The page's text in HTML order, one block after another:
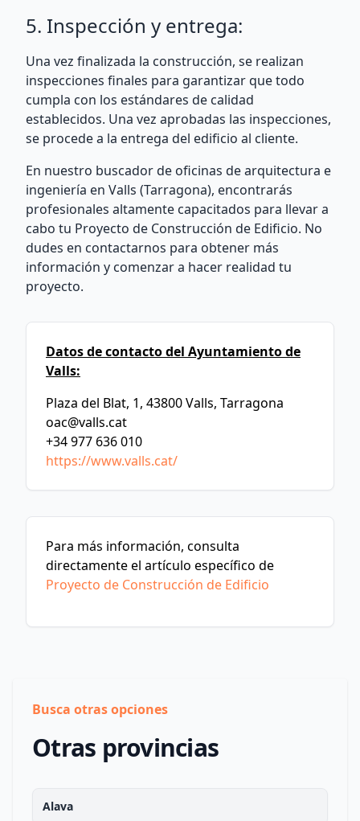
5. Inspección y entrega:
Una vez finalizada la construcción, se realizan
inspecciones finales para garantizar que todo
cumpla con los estándares de calidad
establecidos. Una vez aprobadas las inspecciones,
se procede a la entrega del edificio al cliente.
En nuestro buscador de oficinas de arquitectura e
ingeniería en Valls (Tarragona), encontrarás
profesionales altamente capacitados para llevar a
cabo tu Proyecto de Construcción de Edificio. No
dudes en contactarnos para obtener más
información y comenzar a hacer realidad tu
proyecto.
Datos de contacto del Ayuntamiento de
Valls:
Plaza del Blat, 1, 43800 Valls, Tarragona
oac@valls.cat
+34 977 636 010
https://www.valls.cat/
Para más información, consulta
directamente el artículo específico de
Proyecto de Construcción de Edificio
Busca otras opciones
Otras provincias
Alava